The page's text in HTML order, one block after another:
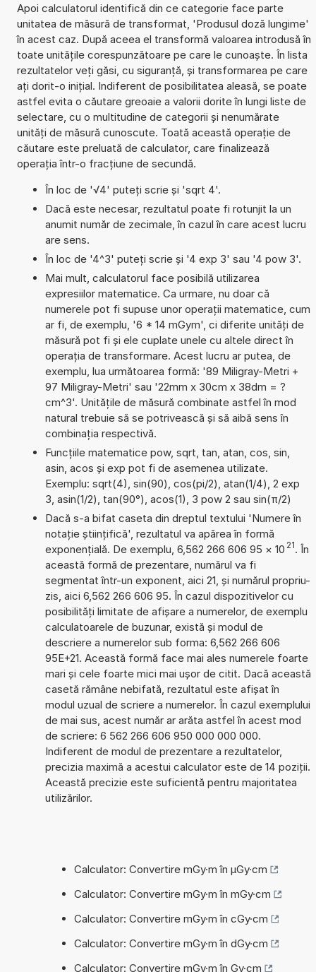
Apoi calculatorul identifică din ce categorie face parte
unitatea de măsură de transformat, 'Produsul doză lungime'
în acest caz. După aceea el transformă valoarea introdusă în
toate unitățile corespunzătoare pe care le cunoaște. În lista
rezultatelor veți găsi, cu siguranță, și transformarea pe care
ați dorit-o inițial. Indiferent de posibilitatea aleasă, se poate
astfel evita o căutare greoaie a valorii dorite în lungi liste de
selectare, cu o multitudine de categorii și nenumărate
unități de măsură cunoscute. Toată această operație de
căutare este preluată de calculator, care finalizează
operația într-o fracțiune de secundă.
În loc de '√4' puteți scrie și 'sqrt 4'.
Dacă este necesar, rezultatul poate fi rotunjit la un
anumit număr de zecimale, în cazul în care acest lucru
are sens.
În loc de '4^3' puteți scrie și '4 exp 3' sau '4 pow 3'.
Mai mult, calculatorul face posibilă utilizarea
expresiilor matematice. Ca urmare, nu doar că
numerele pot fi supuse unor operații matematice, cum
ar fi, de exemplu, '6 * 14 mGym', ci diferite unități de
măsură pot fi și ele cuplate unele cu altele direct în
operația de transformare. Acest lucru ar putea, de
exemplu, lua următoarea formă: '89 Miligray-Metri +
97 Miligray-Metri' sau '22mm x 30cm x 38dm = ?
cm^3'. Unitățile de măsură combinate astfel în mod
natural trebuie să se potrivească și să aibă sens în
combinația respectivă.
Funcțiile matematice pow, sqrt, tan, atan, cos, sin,
asin, acos și exp pot fi de asemenea utilizate.
Exemplu: sqrt(4), sin(90), cos(pi/2), atan(1/4), 2 exp
3, asin(1/2), tan(90°), acos(1), 3 pow 2 sau sin(π/2)
Dacă s-a bifat caseta din dreptul textului 'Numere în
notație științifică', rezultatul va apărea în formă
exponențială. De exemplu, 6,562 266 606 95 × 10 21. În
această formă de prezentare, numărul va fi
segmentat într-un exponent, aici 21, și numărul propriu-
zis, aici 6,562 266 606 95. În cazul dispozitivelor cu
posibilități limitate de afișare a numerelor, de exemplu
calculatoarele de buzunar, există și modul de
descriere a numerelor sub forma: 6,562 266 606
95E+21. Această formă face mai ales numerele foarte
mari și cele foarte mici mai ușor de citit. Dacă această
casetă rămâne nebifată, rezultatul este afișat în
modul uzual de scriere a numerelor. În cazul exemplului
de mai sus, acest număr ar arăta astfel în acest mod
de scriere: 6 562 266 606 950 000 000 000.
Indiferent de modul de prezentare a rezultatelor,
precizia maximă a acestui calculator este de 14 poziții.
Această precizie este suficientă pentru majoritatea
utilizărilor.
Calculator: Convertire mGy·m în µGy·cm
Calculator: Convertire mGy·m în mGy·cm
Calculator: Convertire mGy·m în cGy·cm
Calculator: Convertire mGy·m în dGy·cm
Calculator: Convertire mGy·m în Gy·cm